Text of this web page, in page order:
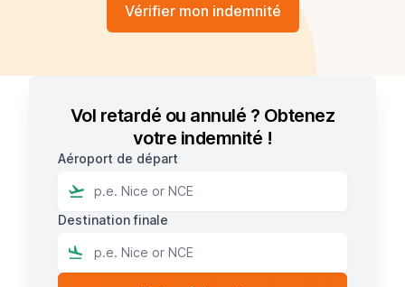
Vérifier mon indemnité
Vol retardé ou annulé ? Obtenez
votre indemnité !
Aéroport de départ
Destination finale